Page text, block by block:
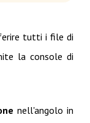
tutti i file di
la console di
nell'angolo in